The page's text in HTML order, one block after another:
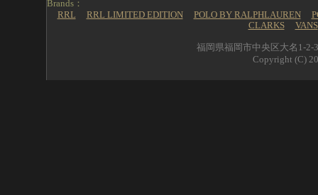
Brands：
RRL
RRL LIMITED EDITION POLO BY RALPHLAUREN
CLARKS
VANS
福岡県福岡市中央区大名1-2-
Copyright (C)